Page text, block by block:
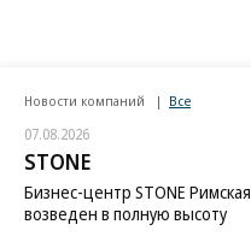
Новости компаний Все
07.08.2026
STONE
Бизнес-центр STONE Римская
возведен в полную высоту